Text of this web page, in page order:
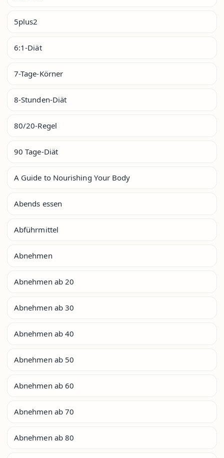
5plus2
6:1-Diät
7-Tage-Körner
8-Stunden-Diät
80/20-Regel
90 Tage-Diät
A Guide to Nourishing Your Body
Abends essen
Abführmittel
Abnehmen
Abnehmen ab 20
Abnehmen ab 30
Abnehmen ab 40
Abnehmen ab 50
Abnehmen ab 60
Abnehmen ab 70
Abnehmen ab 80